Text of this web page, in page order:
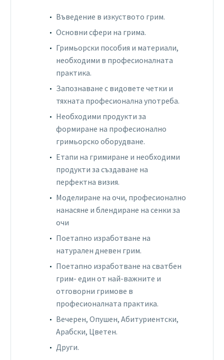
Въведение в изкуството грим.
Основни сфери на грима.
Гримьорски пособия и материали,
необходими в професионалната
практика.
Запознаване с видовете четки и
тяхната професионална употреба.
Необходими продукти за
формиране на професионално
гримьорско оборудване.
Етапи на гримиране и необходими
продукти за създаване на
перфектна визия.
Моделиране на очи, професионално
нанасяне и блендиране на сенки за
очи
Поетапно изработване на
натурален дневен грим.
Поетапно изработване на сватбен
грим- един от най-важните и
отговорни гримове в
професионалната практика.
Вечерен, Опушен, Абитуриентски,
Арабски, Цветен.
Други.